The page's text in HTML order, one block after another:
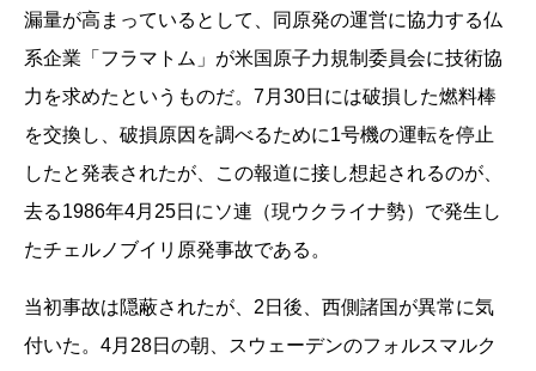
漏量が高まっているとして、同原発の運営に協力する仏
系企業「フラマトム」が米国原子力規制委員会に技術協
力を求めたというものだ。7月30日には破損した燃料棒
を交換し、破損原因を調べるために1号機の運転を停止
したと発表されたが、この報道に接し想起されるのが、
去る1986年4月25日にソ連（現ウクライナ勢）で発生し
たチェルノブイリ原発事故である。
当初事故は隠蔽されたが、2日後、西側諸国が異常に気
付いた。4月28日の朝、スウェーデンのフォルスマルク